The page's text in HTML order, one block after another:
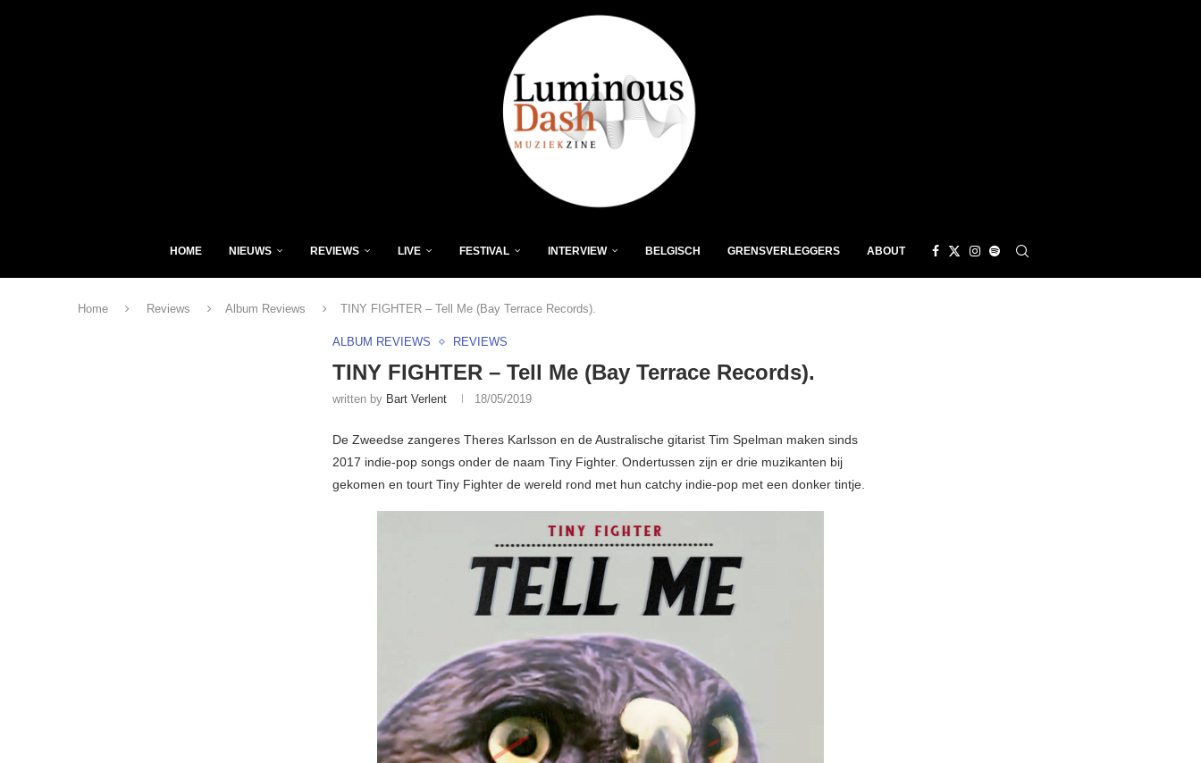
HOME NIEUWS REVIEWS LIVE FESTIVAL INTERVIEW BELGISCH GRENSVERLEGGERS ABOUT
Home Reviews Album Reviews TINY FIGHTER – Tell Me (Bay Terrace Records).
ALBUM REVIEWS REVIEWS
TINY FIGHTER – Tell Me (Bay Terrace Records).
written by Bart Verlent 18/05/2019
De Zweedse zangeres Theres Karlsson en de Australische gitarist Tim Spelman maken sinds
2017 indie-pop songs onder de naam Tiny Fighter. Ondertussen zijn er drie muzikanten bij
gekomen en tourt Tiny Fighter de wereld rond met hun catchy indie-pop met een donker tintje.